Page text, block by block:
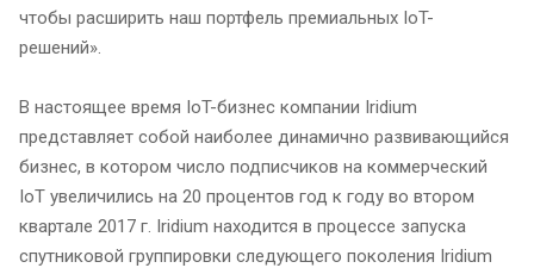
чтобы расширить наш портфель премиальных IoT-
решений».
В настоящее время IoT-бизнес компании Iridium
представляет собой наиболее динамично развивающийся
бизнес, в котором число подписчиков на коммерческий
IoT увеличились на 20 процентов год к году во втором
квартале 2017 г. Iridium находится в процессе запуска
спутниковой группировки следующего поколения Iridium